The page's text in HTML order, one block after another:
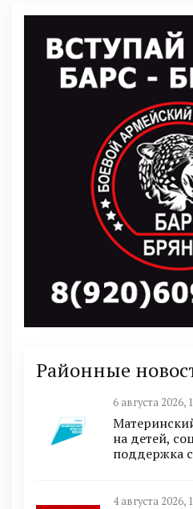
Районные
6 августа 2026,
на детей,
поддержка
4 августа 2026,